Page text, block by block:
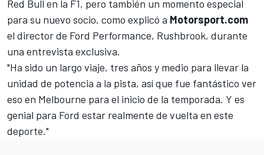
Red Bull en la F1, pero también un momento especial
para su nuevo socio, como explicó a Motorsport.com
el director de Ford Performance, Rushbrook, durante
una entrevista exclusiva.
"Ha sido un largo viaje, tres años y medio para llevar la
unidad de potencia a la pista, así que fue fantástico ver
eso en Melbourne para el inicio de la temporada. Y es
genial para Ford estar realmente de vuelta en este
deporte."